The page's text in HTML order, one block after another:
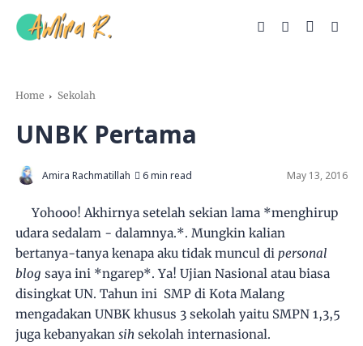
Home Sekolah
UNBK Pertama
Amira Rachmatillah 6 min read May 13, 2016
Yohooo! Akhirnya setelah sekian lama *menghirup
udara sedalam - dalamnya.*. Mungkin kalian
bertanya-tanya kenapa aku tidak muncul dipersonal
blog saya ini *ngarep*. Ya! Ujian Nasional atau biasa
disingkat UN. Tahun ini SMP di Kota Malang
mengadakan UNBK khusus 3 sekolah yaitu SMPN 1,3,5
juga kebanyakansih sekolah internasional.